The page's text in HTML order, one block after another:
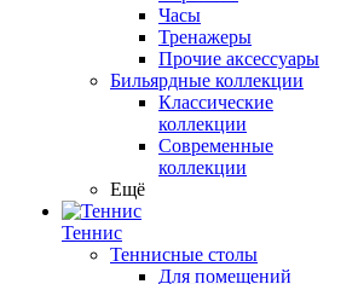
Часы
Тренажеры
Прочие аксессуары
Бильярдные коллекции
Классические
коллекции
Современные
коллекции
Ещё
Теннис
Теннисные столы
Для помещений